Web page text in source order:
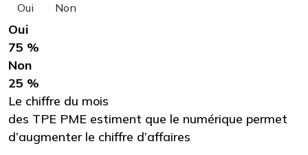
Oui Non
Oui
75 %
Non
25 %
Le chiffre du mois
des TPE PME estiment que le numérique permet
d’augmenter le chiffre d’affaires